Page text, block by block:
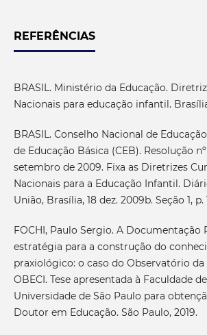
REFERÊNCIAS
BRASIL. Ministério da Educação.
Nacionais para educação infantil.
BRASIL. Conselho Nacional de
de Educação Básica (CEB). Resolução nº
setembro de 2009. Fixa as Diretrizes
Nacionais para a Educação Infantil.
União, Brasília, 18 dez. 2009b. Seção 1, p.
FOCHI, Paulo Sergio. A Documentação
estratégia para a construção do
praxiológico: o caso do Observatório
OBECI. Tese apresentada à Faculdade
Universidade de São Paulo para
Doutor em Educação. São Paulo, 2019.